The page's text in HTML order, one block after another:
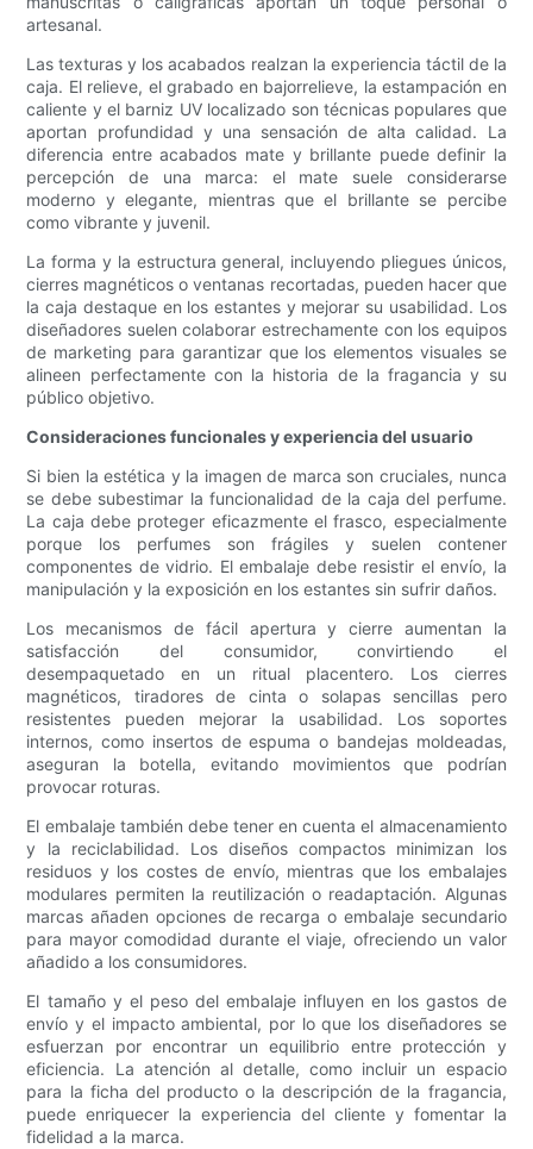
artesanal.
Las texturas y los acabados realzan la experiencia táctil de la
caja. El relieve, el grabado en bajorrelieve, la estampación en
caliente y el barniz UV localizado son técnicas populares que
aportan profundidad y una sensación de alta calidad. La
diferencia entre acabados mate y brillante puede definir la
percepción de una marca: el mate suele considerarse
moderno y elegante, mientras que el brillante se percibe
como vibrante y juvenil.
La forma y la estructura general, incluyendo pliegues únicos,
cierres magnéticos o ventanas recortadas, pueden hacer que
la caja destaque en los estantes y mejorar su usabilidad. Los
diseñadores suelen colaborar estrechamente con los equipos
de marketing para garantizar que los elementos visuales se
alineen perfectamente con la historia de la fragancia y su
público objetivo.
Consideraciones funcionales y experiencia del usuario
Si bien la estética y la imagen de marca son cruciales, nunca
se debe subestimar la funcionalidad de la caja del perfume.
La caja debe proteger eficazmente el frasco, especialmente
porque los perfumes son frágiles y suelen contener
componentes de vidrio. El embalaje debe resistir el envío, la
manipulación y la exposición en los estantes sin sufrir daños.
Los mecanismos de fácil apertura y cierre aumentan la
satisfacción del consumidor, convirtiendo el
desempaquetado en un ritual placentero. Los cierres
magnéticos, tiradores de cinta o solapas sencillas pero
resistentes pueden mejorar la usabilidad. Los soportes
internos, como insertos de espuma o bandejas moldeadas,
aseguran la botella, evitando movimientos que podrían
provocar roturas.
El embalaje también debe tener en cuenta el almacenamiento
y la reciclabilidad. Los diseños compactos minimizan los
residuos y los costes de envío, mientras que los embalajes
modulares permiten la reutilización o readaptación. Algunas
marcas añaden opciones de recarga o embalaje secundario
para mayor comodidad durante el viaje, ofreciendo un valor
añadido a los consumidores.
El tamaño y el peso del embalaje influyen en los gastos de
envío y el impacto ambiental, por lo que los diseñadores se
esfuerzan por encontrar un equilibrio entre protección y
eficiencia. La atención al detalle, como incluir un espacio
para la ficha del producto o la descripción de la fragancia,
puede enriquecer la experiencia del cliente y fomentar la
fidelidad a la marca.